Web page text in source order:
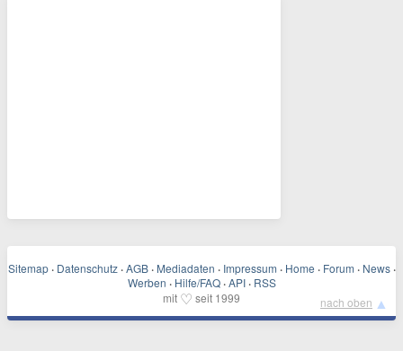
Sitemap · Datenschutz · AGB · Mediadaten · Impressum · Home · Forum · News ·
Werben · Hilfe/FAQ · API · RSS
mit ♡ seit 1999 nach oben ▲